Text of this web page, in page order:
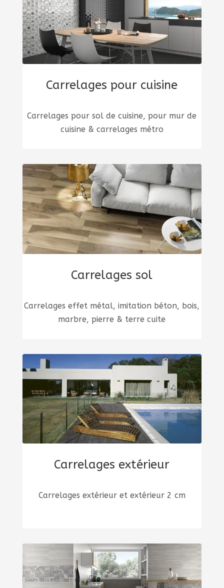
Carrelages pour cuisine
Carrelages pour sol de cuisine, pour mur de
cuisine & carrelages métro
Carrelages sol
Carrelages effet métal, imitation béton, bois,
marbre, pierre & terre cuite
Carrelages extérieur
Carrelages extérieur et extérieur 2 cm